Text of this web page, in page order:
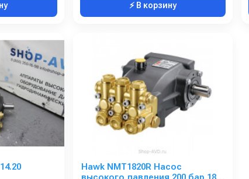
⚡ В корзину
Hawk NMT1820R Насос